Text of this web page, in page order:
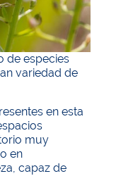
de especies
variedad de
en esta
muy
en
capaz de